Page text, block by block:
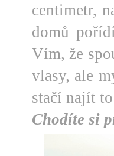
centimetr,
domů
Vím, že
vlasy, ale
stačí najít
Chodíte si